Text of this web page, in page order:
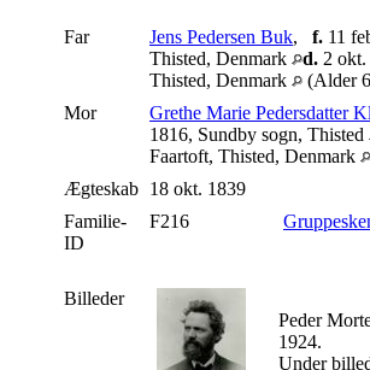
Far Jens Pedersen Buk, f. 11
Thisted, Denmark
d. 2 okt.
Thisted, Denmark
(Alder
Mor
Grethe Marie Pedersdatter
1816, Sundby sogn, Thisted
Faartoft, Thisted, Denmark
Ægteskab 18 okt. 1839
Familie-
ID
F216
Billeder
Peder
1924.
Under